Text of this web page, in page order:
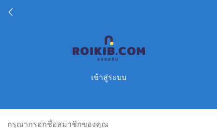
เข้าสู่ระบบ